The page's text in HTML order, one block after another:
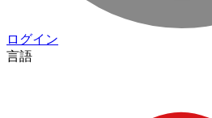
ログイン
言語